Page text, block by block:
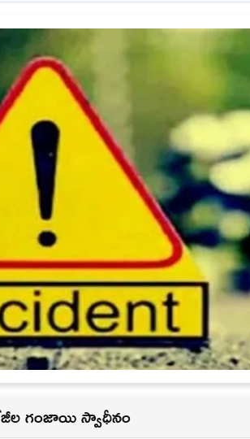
గంజాయి స్వాధీనం